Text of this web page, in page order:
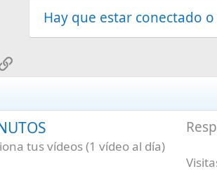
Hay que estar conectado
Enlace
tus vídeos (1 vídeo al día)